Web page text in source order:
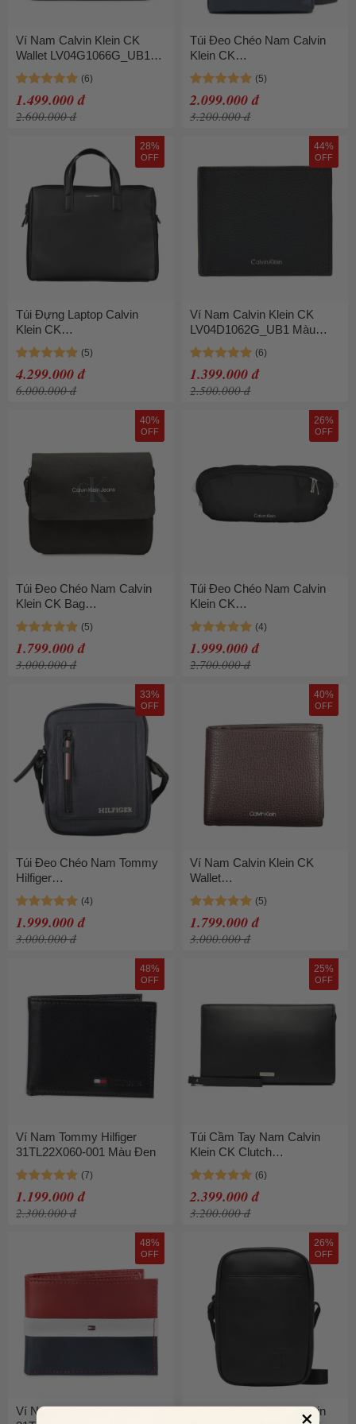
Ví Nam Calvin Klein CK
Wallet LV04G1066G_UB1
Màu Đen Họa Tiết
1.499.000 đ
2.600.000 đ
Túi Đeo Chéo Nam Calvin
Klein CK
LV04G3000G_6WZ Màu
Xanh Xám
2.099.000 đ
3.200.000 đ
28%
OFF
Túi Đựng Laptop Calvin
Klein CK
K50K511221_NEBEH Màu
Đen
4.299.000 đ
6.000.000 đ
44%
OFF
Ví Nam Calvin Klein CK
LV04D1062G_UB1 Màu
Đen
1.399.000 đ
2.500.000 đ
40%
OFF
Túi Đeo Chéo Nam Calvin
Klein CK Bag
K50K512550_BEH Màu Đen
1.799.000 đ
3.000.000 đ
26%
OFF
Túi Đeo Chéo Nam Calvin
Klein CK
0000PH0666_NERO_BAE
Màu Đen
1.999.000 đ
2.700.000 đ
33%
OFF
Túi Đeo Chéo Nam Tommy
Hilfiger
AM0AM11794_BLDW6 Màu
Xanh Than
1.999.000 đ
3.000.000 đ
40%
OFF
Ví Nam Calvin Klein CK
Wallet
K50K507969_MARRONE_B
AW Màu Nâu
1.799.000 đ
3.000.000 đ
48%
OFF
Ví Nam Tommy Hilfiger
31TL22X060-001 Màu Đen
1.199.000 đ
2.300.000 đ
25%
OFF
Túi Cầm Tay Nam Calvin
Klein CK Clutch
LV04D1109G_UB1 Màu Đen
2.399.000 đ
3.200.000 đ
48%
OFF
Ví Nam Tommy Hilfiger
26%
OFF
Túi Đeo Chéo Nam Calvin